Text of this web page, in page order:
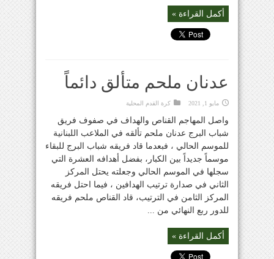
أكمل القراءة »
عدنان ملحم متألق دائماً
مايو 1, 2021 كرة القدم المحلية
واصل المهاجم القناص والهداف في صفوف فريق
شباب البرج عدنان ملحم تألقه في الملاعب اللبنانية
للموسم الحالي ، فبعدما قاد فريقه شباب البرج للبقاء
موسماً جديداً بين الكبار، بفضل أهدافه العشرة التي
سجلها في الموسم الحالي وجعلته يحتل المركز
الثاني في صدارة ترتيب الهدافين ، فيما احتل فريقه
المركز الثامن في الترتيب، قاد القناص ملحم فريقه
للدور ربع النهائي من ...
أكمل القراءة »